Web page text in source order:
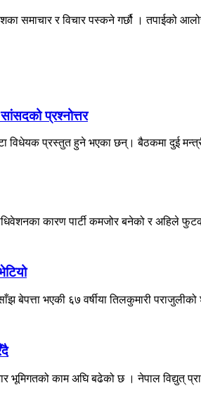
समाचार र विचार पस्कने गर्छौ । तपाईको
प्रश्नोत्तर
विधेयक प्रस्तुत हुने भएका छन्। बैठकमा दुई
कारण पार्टी कमजोर बनेको र अहिले
बेपत्ता भएकी ६७ वर्षीया तिलकुमारी
भूमिगतको काम अघि बढेको छ । नेपाल विद्युत्